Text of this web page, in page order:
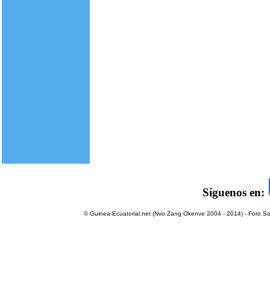
Síguenos en:
© Guinea-Ecuatorial.net (Nvo Zang Okenve 2004 - 2014) - Foro